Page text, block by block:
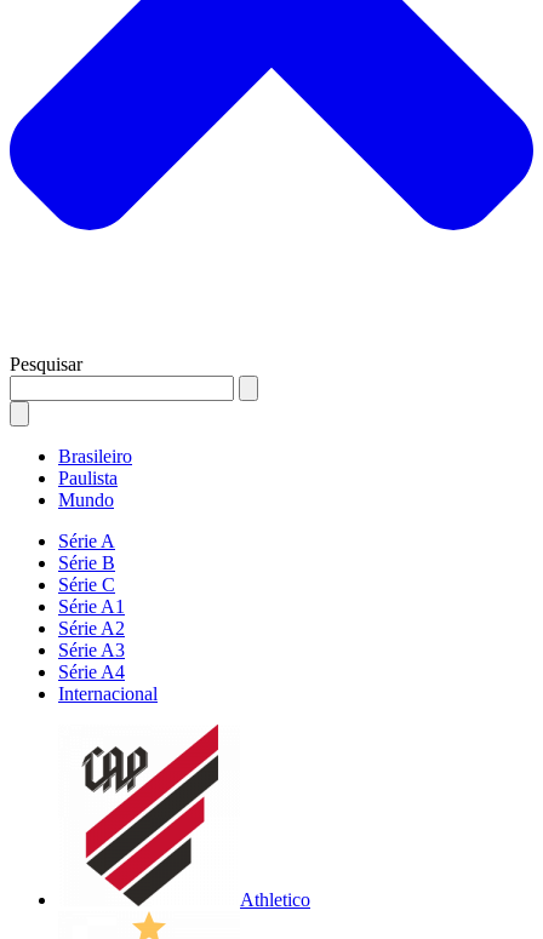
Pesquisar
Brasileiro
Paulista
Mundo
Série A
Série B
Série C
Série A1
Série A2
Série A3
Série A4
Internacional
Athletico